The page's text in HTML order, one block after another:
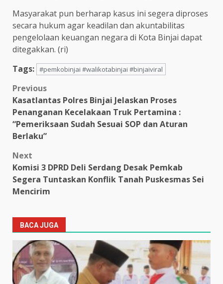
Masyarakat pun berharap kasus ini segera diproses
secara hukum agar keadilan dan akuntabilitas
pengelolaan keuangan negara di Kota Binjai dapat
ditegakkan. (ri)
Tags: #pemkobinjai #walikotabinjai #binjaiviral
Post
navigation
Previous
Kasatlantas Polres Binjai Jelaskan Proses
Penanganan Kecelakaan Truk Pertamina :
“Pemeriksaan Sudah Sesuai SOP dan Aturan
Berlaku”
Next
Komisi 3 DPRD Deli Serdang Desak Pemkab
Segera Tuntaskan Konflik Tanah Puskesmas Sei
Mencirim
BACA JUGA